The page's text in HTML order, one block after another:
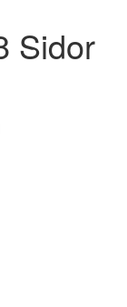
Sidor